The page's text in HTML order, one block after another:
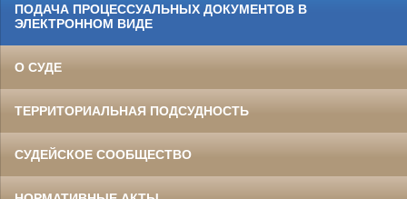
ПОДАЧА ПРОЦЕССУАЛЬНЫХ ДОКУМЕНТОВ В
ЭЛЕКТРОННОМ ВИДЕ
О СУДЕ
ТЕРРИТОРИАЛЬНАЯ ПОДСУДНОСТЬ
СУДЕЙСКОЕ СООБЩЕСТВО